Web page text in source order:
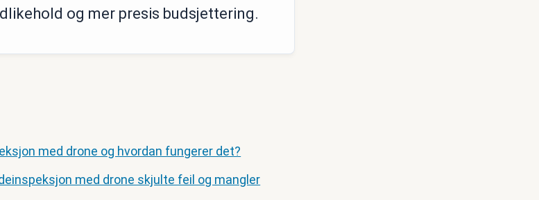
og mer presis budsjettering.
med drone og hvordan fungerer det?
med drone skjulte feil og mangler